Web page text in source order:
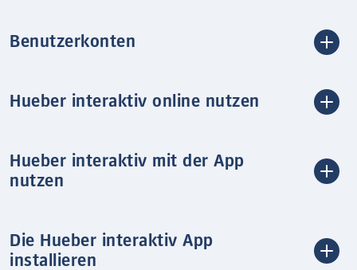
Benutzerkonten
Hueber interaktiv online nutzen
Hueber interaktiv mit der App
nutzen
Die Hueber interaktiv App
installieren